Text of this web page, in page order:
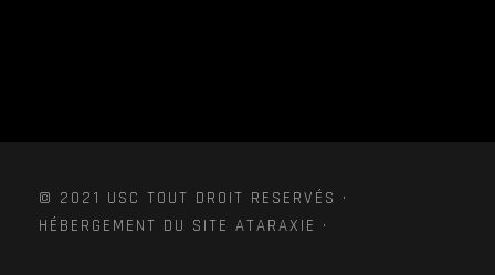
© 2021 USC TOUT DROIT RESERVÉS ·
HÉBERGEMENT DU SITE ATARAXIE ·